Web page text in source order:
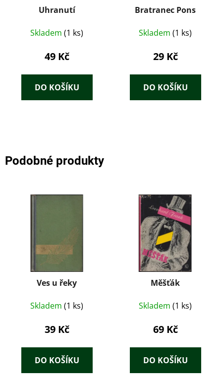
Uhranutí
Skladem (1 ks)
49 Kč
DO KOŠÍKU
Bratranec Pons
Skladem (1 ks)
29 Kč
DO KOŠÍKU
Podobné produkty
Ves u řeky
Skladem (1 ks)
39 Kč
DO KOŠÍKU
Měšťák
Skladem (1 ks)
69 Kč
DO KOŠÍKU